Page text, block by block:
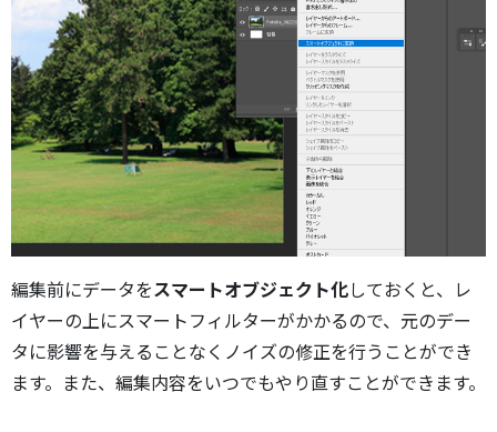
編集前にデータをスマートオブジェクト化しておくと、レ
イヤーの上にスマートフィルターがかかるので、元のデー
タに影響を与えることなくノイズの修正を行うことができ
ます。また、編集内容をいつでもやり直すことができます。